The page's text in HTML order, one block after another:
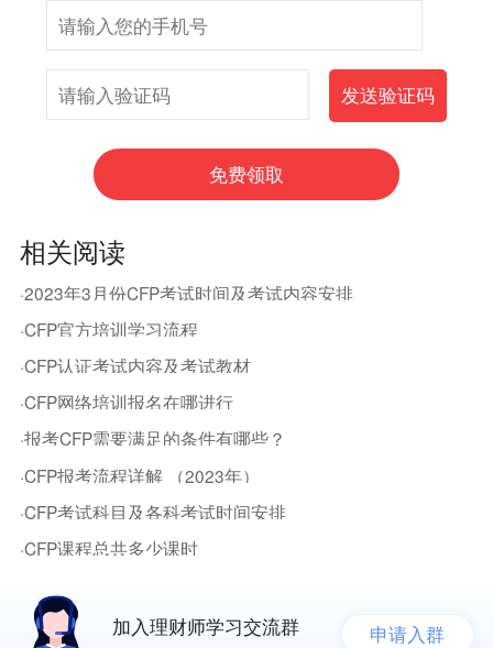
相关阅读
·2023年3月份CFP考试时间及考试内容安排
·CFP官方培训学习流程
·CFP认证考试内容及考试教材
·CFP网络培训报名在哪进行
·报考CFP需要满足的条件有哪些？
·CFP报考流程详解 （2023年）
·CFP考试科目及各科考试时间安排
·CFP课程总共多少课时
加入理财师学习交流群
申请入群